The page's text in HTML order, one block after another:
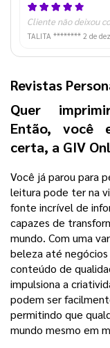
Cliente não deixou
TALITA ******** 2 de
Revistas
Quer
Então, você
certa, a GIV
Você já parou para
leitura pode ter na
fonte incrível de
capazes de
mundo. Com uma
beleza até
conteúdo de
impulsiona a
podem ser
permitindo que
mundo mesmo em